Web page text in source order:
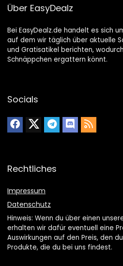
Über EasyDealz
Bei EasyDealz.de handelt es sich
auf dem wir täglich über aktuelle
und Gratisatikel berichten,
Schnäppchen ergattern könnt.
Socials
Rechtliches
Impressum
Datenschutz
Hinweis: Wenn du über einen
erhalten wir dafür eventuell eine
Auswirkungen auf den Preis, den
Produkte, die du bei uns findest.